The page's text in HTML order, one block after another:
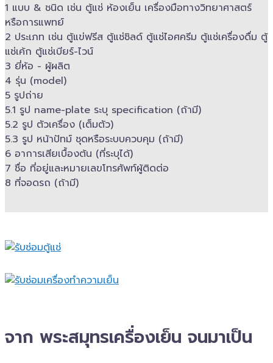
1 แบบ & ​ชนิด เช่น ตู้แช่ ห้องเย็น เครื่องมือทางวิทยาศาสตร์​
หรือการแพทย์
2 ประเภท เช่น ตู้แข่ฟรีส ตู้แช่ชิลด์ ตู้แช่ไอศครีม ตู้แช่เครื่องดื่ม ตู้
แช่เค้ก ตู้แช่เบียร์-ไวน์
3 ยี่ห้อ -​ ผู้ผลิต
4 รุ่น (model)
5 รูปถ่าย
5.1 รูป name-plate ระบุ specification (ถ้ามี)
5.2 รูป ตัวเครื่อง (เต็มตัว)
5.3 รูป หน้าปัทม์ ชุดหรือระบบควบคุม (ถ้ามี)​
6 อาการเสียเบื้องต้น (ที่ระบุได้)
7 ชื่อ ที่อยู่และ​หมายเลขโทรศัพท์​ผู้ติดต่อ
8 ที่จอดรถ (ถ้ามี)​
จาก พระสมุทรเครื่องเย็น จนมาเป็น